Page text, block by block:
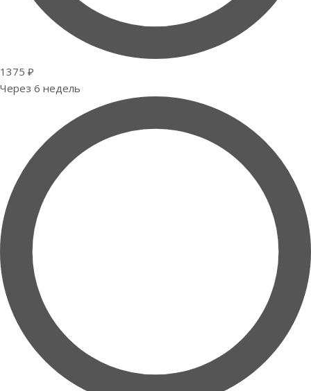
1375 ₽
Через 6 недель